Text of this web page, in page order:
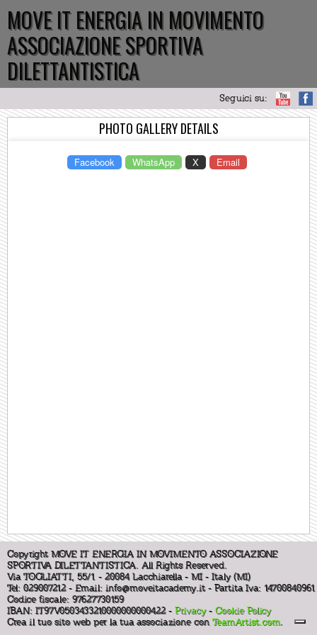
MOVE IT ENERGIA IN MOVIMENTO
ASSOCIAZIONE SPORTIVA
DILETTANTISTICA
Seguici su:
PHOTO GALLERY DETAILS
Facebook WhatsApp X Email
Copyright MOVE IT ENERGIA IN MOVIMENTO ASSOCIAZIONE
SPORTIVA DILETTANTISTICA. All Rights Reserved.
Via TOGLIATTI, 55/1 - 20084 Lacchiarella - MI - Italy (MI)
Tel: 029007212 - Email: info@moveitacademy.it- Partita Iva:
Codice fiscale: 97627730159
IBAN: IT97V0503433210000000000422 - Privacy- Cookie Policy
Crea il tuo sito web per la tua associazione con TeamArtist.com.